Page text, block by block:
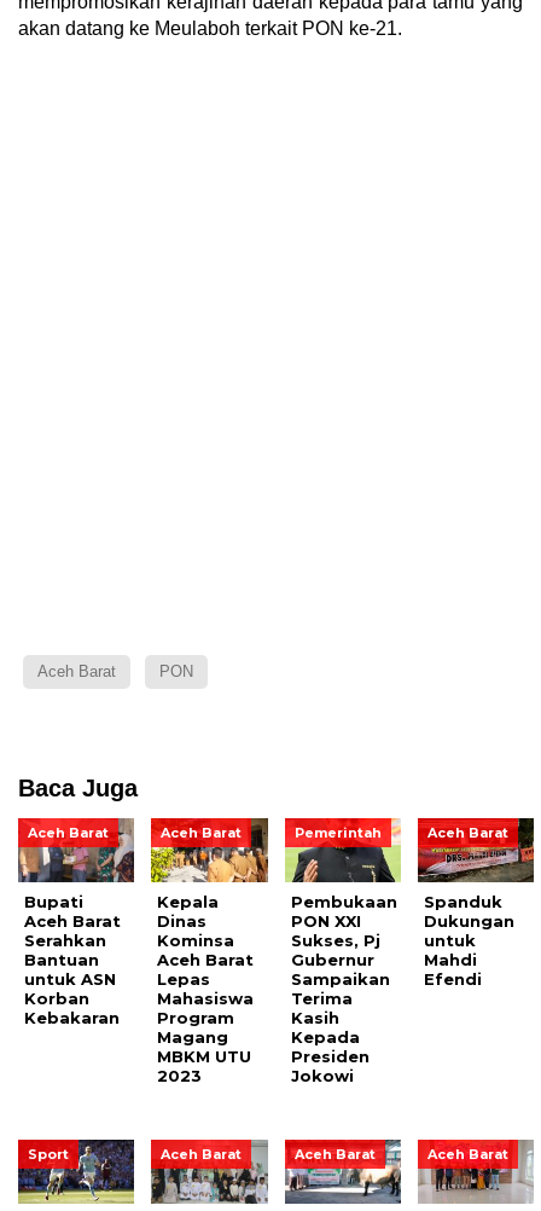
akan datang ke Meulaboh terkait PON ke-21.
Aceh Barat PON
Baca Juga
Aceh Barat
Bupati
Aceh Barat
Serahkan
Bantuan
untuk ASN
Korban
Kebakaran
Aceh Barat
Kepala
Dinas
Kominsa
Aceh Barat
Lepas
Mahasiswa
Program
Magang
MBKM UTU
2023
Pemerintah
Pembukaan
PON XXI
Sukses, Pj
Gubernur
Sampaikan
Terima
Kasih
Kepada
Presiden
Jokowi
Aceh Barat
Spanduk
Dukungan
untuk
Mahdi
Efendi
Sport Aceh Barat Aceh Barat Aceh Barat